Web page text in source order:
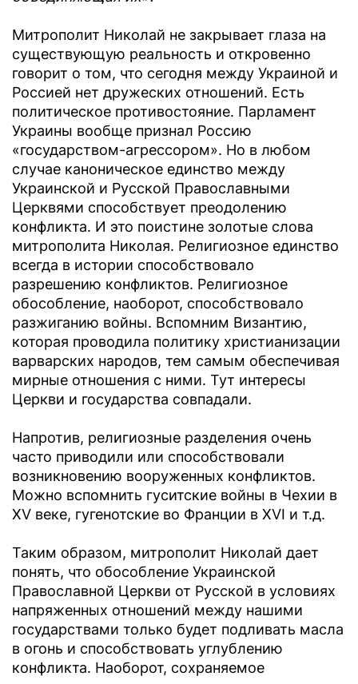
Митрополит Николай не закрывает глаза на
существующую реальность и откровенно
говорит о том, что сегодня между Украиной и
Россией нет дружеских отношений. Есть
политическое противостояние. Парламент
Украины вообще признал Россию
«государством-агрессором». Но в любом
случае каноническое единство между
Украинской и Русской Православными
Церквями способствует преодолению
конфликта. И это поистине золотые слова
митрополита Николая. Религиозное единство
всегда в истории способствовало
разрешению конфликтов. Религиозное
обособление, наоборот, способствовало
разжиганию войны. Вспомним Византию,
которая проводила политику христианизации
варварских народов, тем самым обеспечивая
мирные отношения с ними. Тут интересы
Церкви и государства совпадали.
Напротив, религиозные разделения очень
часто приводили или способствовали
возникновению вооруженных конфликтов.
Можно вспомнить гуситские войны в Чехии в
XV веке, гугенотские во Франции в XVI и т.д.
Таким образом, митрополит Николай дает
понять, что обособление Украинской
Православной Церкви от Русской в условиях
напряженных отношений между нашими
государствами только будет подливать масла
в огонь и способствовать углублению
конфликта. Наоборот, сохраняемое